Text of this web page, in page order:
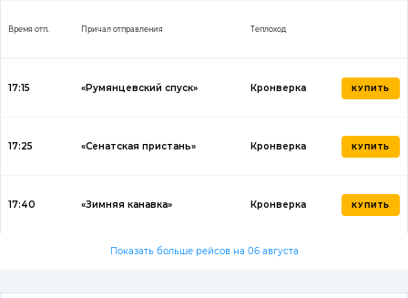
Время отп. Причал отправления Теплоход
17:15 «Румянцевский спуск» Кронверка КУПИТЬ
17:25 «Сенатская пристань» Кронверка КУПИТЬ
17:40 «Зимняя канавка» Кронверка КУПИТЬ
Показать больше рейсов на 06 августа